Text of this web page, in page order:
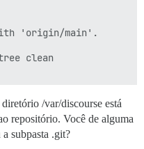
'origin/main'.
clean
/var/discourse está
repositório. Você de alguma
subpasta .git?